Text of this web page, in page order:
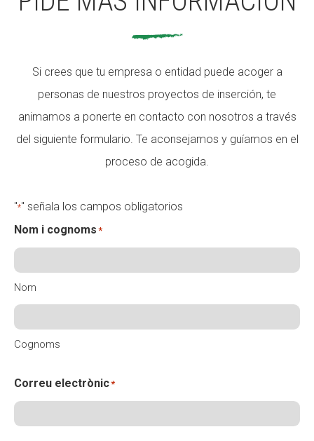
Si crees que tu empresa o entidad puede acoger a
personas de nuestros proyectos de inserción, te
animamos a ponerte en contacto con nosotros a través
del siguiente formulario. Te aconsejamos y guíamos en el
proceso de acogida.
"*" señala los campos obligatorios
Nom i cognoms *
Nom
Cognoms
Correu electrònic*